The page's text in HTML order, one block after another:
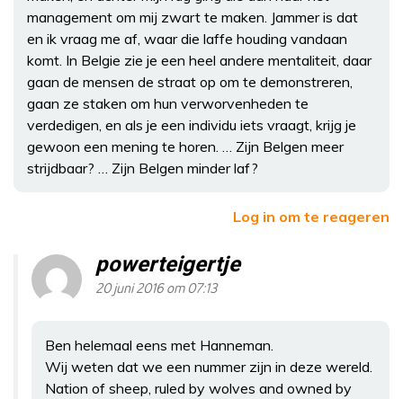
management om mij zwart te maken. Jammer is dat
en ik vraag me af, waar die laffe houding vandaan
komt. In Belgie zie je een heel andere mentaliteit, daar
gaan de mensen de straat op om te demonstreren,
gaan ze staken om hun verworvenheden te
verdedigen, en als je een individu iets vraagt, krijg je
gewoon een mening te horen. … Zijn Belgen meer
strijdbaar? … Zijn Belgen minder laf?
Log in om te reageren
powerteigertje
20 juni 2016 om 07:13
Ben helemaal eens met Hanneman.
Wij weten dat we een nummer zijn in deze wereld.
Nation of sheep, ruled by wolves and owned by